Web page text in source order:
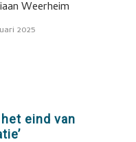
Weerheim
2025
eind van